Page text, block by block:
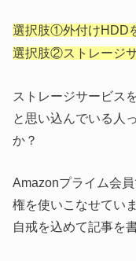
選択肢①外付けHDD
選択肢②ストレージ
ストレージサービス
と思い込んでいる人
か？
Amazonプライム会
権を使いこなせてい
自戒を込めて記事を